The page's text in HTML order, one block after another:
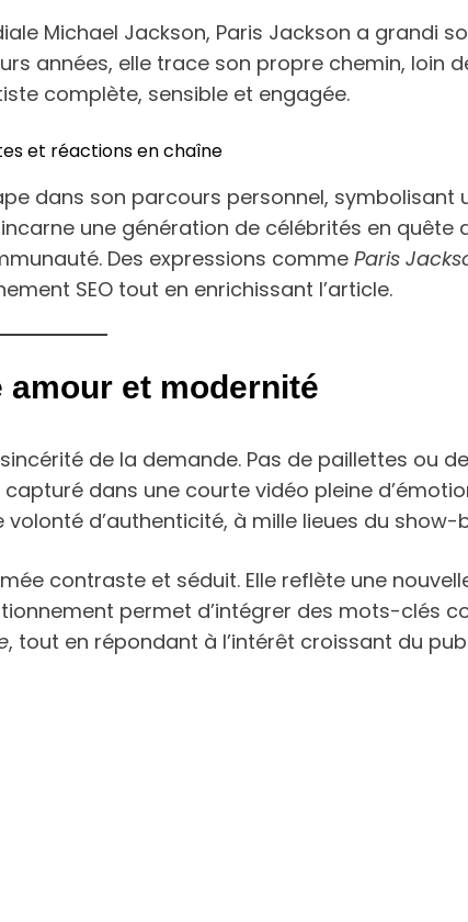
Michael Jackson, Paris Jackson a grandi
années, elle trace son propre chemin, loin
complète, sensible et engagée.
et réactions en chaîne
dans son parcours personnel, symbolisant
une génération de célébrités en quête
Des expressions comme Paris
SEO tout en enrichissant l’article.
amour et modernité
de la demande. Pas de paillettes ou
dans une courte vidéo pleine
d’authenticité, à mille lieues du show-
contraste et séduit. Elle reflète une
permet d’intégrer des mots-clés
, tout en répondant à l’intérêt croissant du